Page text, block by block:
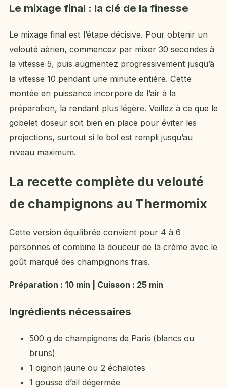
Le mixage final : la clé de la finesse
Le mixage final est l’étape décisive. Pour obtenir un
velouté aérien, commencez par mixer 30 secondes à
la vitesse 5, puis augmentez progressivement jusqu’à
la vitesse 10 pendant une minute entière. Cette
montée en puissance incorpore de l’air à la
préparation, la rendant plus légère. Veillez à ce que le
gobelet doseur soit bien en place pour éviter les
projections, surtout si le bol est rempli jusqu’au
niveau maximum.
La recette complète du velouté
de champignons au Thermomix
Cette version équilibrée convient pour 4 à 6
personnes et combine la douceur de la crème avec le
goût marqué des champignons frais.
Préparation : 10 min | Cuisson : 25 min
Ingrédients nécessaires
500 g de champignons de Paris (blancs ou
bruns)
1 oignon jaune ou 2 échalotes
1 gousse d’ail dégermée